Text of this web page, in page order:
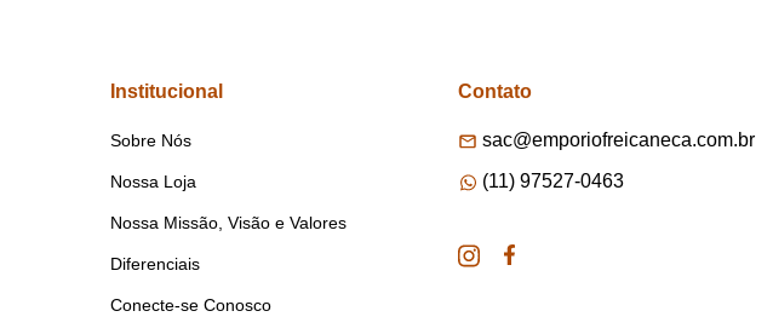
Institucional
Sobre Nós
Nossa Loja
Nossa Missão, Visão e Valores
Diferenciais
Conecte-se Conosco
Contato
sac@emporiofreicaneca.com.br
(11) 97527-0463